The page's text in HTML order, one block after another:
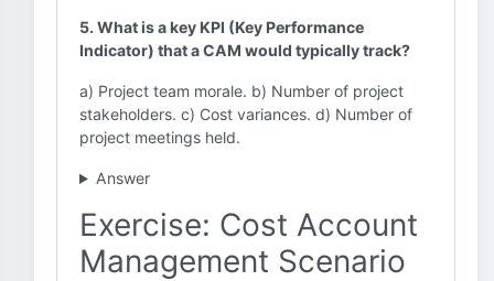
5. What is a key KPI (Key Performance
Indicator) that a CAM would typically track?
a) Project team morale. b) Number of project
stakeholders. c) Cost variances. d) Number of
project meetings held.
Answer
Exercise: Cost Account
Management Scenario